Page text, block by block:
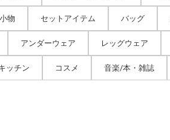
物 セットアイテム バッグ
アンダーウェア レッグウェア
ッチン コスメ 音楽/本・雑誌